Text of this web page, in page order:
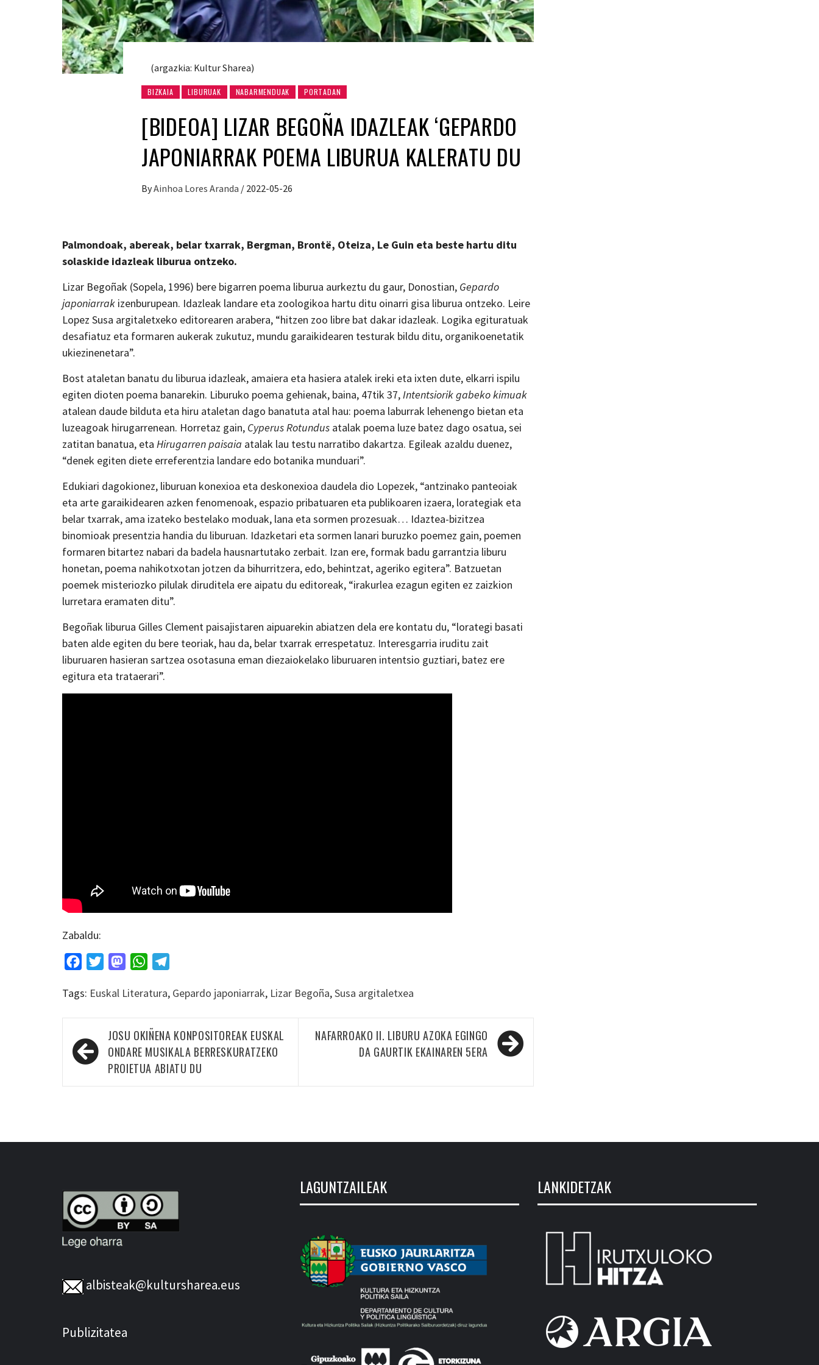
(argazkia: Kultur Sharea)
BIZKAIA LIBURUAK NABARMENDUAK PORTADAN
[BIDEOA] LIZAR BEGOÑA IDAZLEAK ‘GEPARDO
JAPONIARRAK POEMA LIBURUA KALERATU DU
ByAinhoa Lores Aranda / 2022-05-26
Palmondoak, abereak, belar txarrak, Bergman, Brontë, Oteiza, Le Guin eta beste hartu ditu
solaskide idazleak liburua ontzeko.
Lizar Begoñak (Sopela, 1996) bere bigarren poema liburua aurkeztu du gaur, Donostian, Gepardo
japoniarrak izenburupean. Idazleak landare eta zoologikoa hartu ditu oinarri gisa liburua ontzeko. Leire
Lopez Susa argitaletxeko editorearen arabera, “hitzen zoo libre bat dakar idazleak. Logika egituratuak
desafiatuz eta formaren aukerak zukutuz, mundu garaikidearen testurak bildu ditu, organikoenetatik
ukiezinenetara”.
Bost ataletan banatu du liburua idazleak, amaiera eta hasiera atalek ireki eta ixten dute, elkarri ispilu
egiten dioten poema banarekin. Liburuko poema gehienak, baina, 47tik 37,Intentsiorik gabeko kimuak
atalean daude bilduta eta hiru ataletan dago banatuta atal hau: poema laburrak lehenengo bietan eta
luzeagoak hirugarrenean. Horretaz gain, Cyperus Rotundus atalak poema luze batez dago osatua, sei
zatitan banatua, eta Hirugarren paisaia atalak lau testu narratibo dakartza. Egileak azaldu duenez,
“denek egiten diete erreferentzia landare edo botanika munduari”.
Edukiari dagokionez, liburuan konexioa eta deskonexioa daudela dio Lopezek, “antzinako panteoiak
eta arte garaikidearen azken fenomenoak, espazio pribatuaren eta publikoaren izaera, lorategiak eta
belar txarrak, ama izateko bestelako moduak, lana eta sormen prozesuak… Idaztea-bizitzea
binomioak presentzia handia du liburuan. Idazketari eta sormen lanari buruzko poemez gain, poemen
formaren bitartez nabari da badela hausnartutako zerbait. Izan ere, formak badu garrantzia liburu
honetan, poema nahikotxotan jotzen da bihurritzera, edo, behintzat, ageriko egitera”. Batzuetan
poemek misteriozko pilulak diruditela ere aipatu du editoreak, “irakurlea ezagun egiten ez zaizkion
lurretara eramaten ditu”.
Begoñak liburua Gilles Clement paisajistaren aipuarekin abiatzen dela ere kontatu du, “lorategi basati
baten alde egiten du bere teoriak, hau da, belar txarrak errespetatuz. Interesgarria iruditu zait
liburuaren hasieran sartzea osotasuna eman diezaiokelako liburuaren intentsio guztiari, batez ere
egitura eta trataerari”.
Zabaldu:
FacebookTwitterMastodonWhatsApp
Tags: Euskal Literatura, Gepardo japoniarrak, Lizar Begoña,Susa argitaletxea
Bidalketetan
zehar
nabigatu
JOSU OKIÑENA KONPOSITOREAK EUSKAL
ONDARE MUSIKALA BERRESKURATZEKO
PROIETUA ABIATU DU
NAFARROAKO II. LIBURU AZOKA EGINGO
DA GAURTIK EKAINAREN 5ERA
albisteak@kultursharea.eus
Publizitatea
LAGUNTZAILEAK LANKIDETZAK